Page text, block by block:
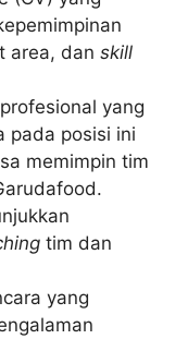
area, dan skill
yang
pada posisi ini
memimpin tim
tim dan
yang